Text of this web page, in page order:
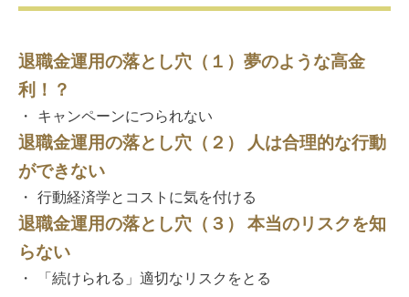
退職金運用の落とし穴（１）夢のような高金
利！？
・ キャンペーンにつられない
退職金運用の落とし穴（２） 人は合理的な行動
ができない
・ 行動経済学とコストに気を付ける
退職金運用の落とし穴（３） 本当のリスクを知
らない
・ 「続けられる」適切なリスクをとる